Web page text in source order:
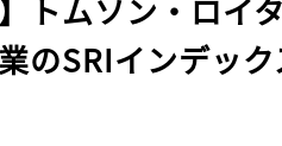
トムソン・ロイ
のSRIインデッ